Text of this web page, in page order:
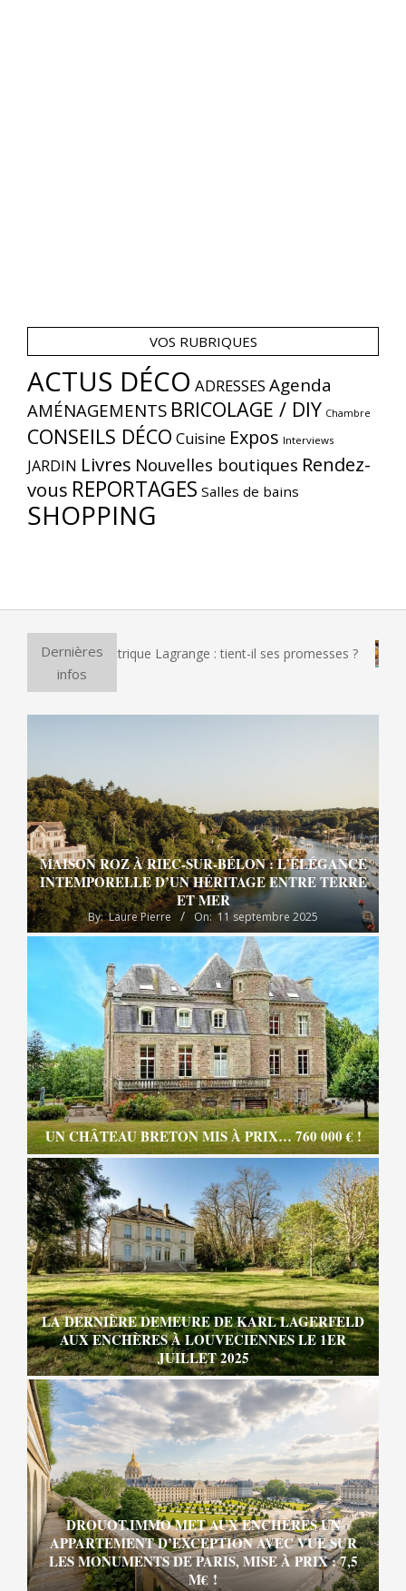
VOS RUBRIQUES
ACTUS DÉCO ADRESSES Agenda
AMÉNAGEMENTS BRICOLAGE / DIY Chambre
CONSEILS DÉCO Cuisine Expos Interviews
JARDIN Livres Nouvelles boutiques Rendez-
vous REPORTAGES Salles de bains
SHOPPING
Dernières
infos
à pizza électrique Lagrange : tient-il ses promesses ?
MAISON ROZ À RIEC-SUR-BÉLON : L’ÉLÉGANCE
INTEMPORELLE D’UN HÉRITAGE ENTRE TERRE
ET MER
By: Laure Pierre On: 11 septembre 2025
UN CHÂTEAU BRETON MIS À PRIX… 760 000 € !
LA DERNIÈRE DEMEURE DE KARL LAGERFELD
AUX ENCHÈRES À LOUVECIENNES LE 1ER
JUILLET 2025
DROUOT.IMMO MET AUX ENCHÈRES UN
APPARTEMENT D’EXCEPTION AVEC VUE SUR
LES MONUMENTS DE PARIS, MISE À PRIX : 7,5
M€ !